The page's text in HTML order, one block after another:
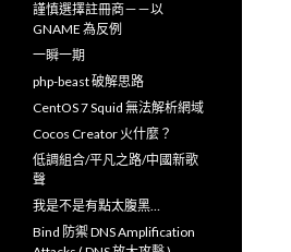
謹慎選擇註冊商－－以
GNAME 為反例
一瞬一期
php-beast 破解思路
CentOS 7 Squid 無法解析網域
Cocos Creator 火什麼？
低調組合/平凡之路/中國新歌
聲
我是不是有點太腹黑…
Bind 防禦 DNS Amplification